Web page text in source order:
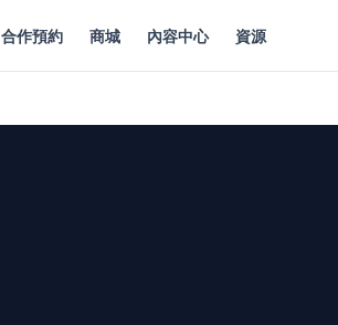
合作預約 商城 內容中心 資源